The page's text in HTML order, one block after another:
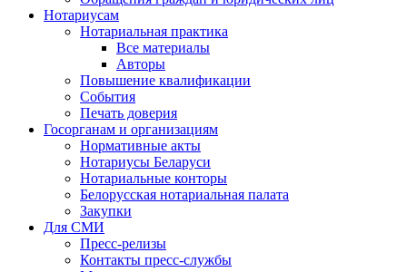
Нотариусам
Нотариальная практика
Все материалы
Авторы
Повышение квалификации
События
Печать доверия
Госорганам и организациям
Нормативные акты
Нотариусы Беларуси
Нотариальные конторы
Белорусская нотариальная палата
Закупки
Для СМИ
Пресс-релизы
Контакты пресс-службы